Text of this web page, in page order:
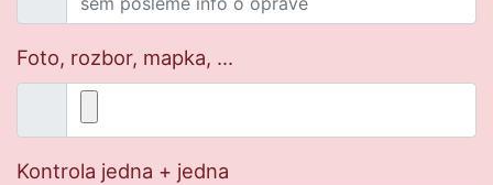
Foto, rozbor, mapka, ...
Kontrola jedna + jedna